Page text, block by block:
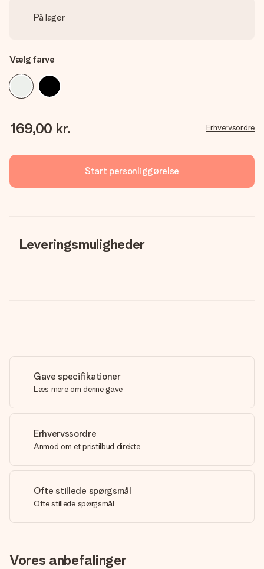
På lager
Vælg farve
169,00 kr. Erhvervsordre
Start personliggørelse
Leveringsmuligheder
Gave specifikationer
Læs mere om denne gave
Erhvervssordre
Anmod om et pristilbud direkte
Ofte stillede spørgsmål
Ofte stillede spørgsmål
Vores anbefalinger